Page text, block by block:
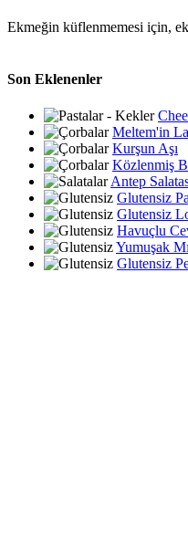
Ekmeğin küflenmemesi için,
Son Eklenenler
Meltem'in
Kurşun Aşı
Közlenmiş
Antep
Glutensiz
Glutensiz
Havuçlu
Yumuşak
Glutensiz